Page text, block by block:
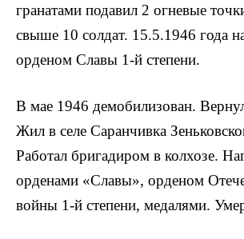
гранатами подавил 2 огневые
свыше 10 солдат. 15.5.1946 года
орденом Славы 1-й степени.
В мае 1946 демобилизован.
Жил в селе Саранчивка
Работал бригади­ром в колхозе.
орденами «Славы», орденом
войны 1-й степени, медалями.